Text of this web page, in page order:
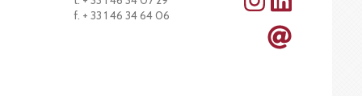
f. + 33 1 46 34 64 06